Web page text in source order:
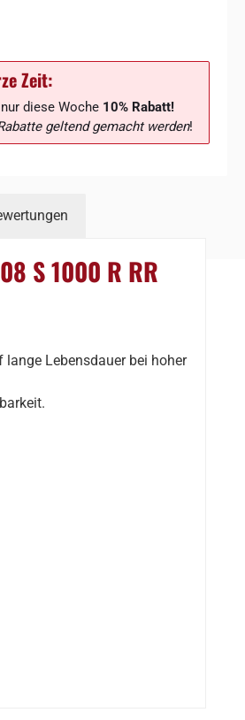
Zeit:
diese Woche 10% Rabatt!
geltend gemacht werden!
S 1000 R RR
Lebensdauer bei hoher